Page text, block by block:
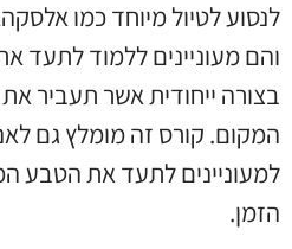
לנסוע לטיול מיוחד כמו
והם מעוניינים ללמוד לתעד
בצורה ייחודית אשר תעביר
המקום. קורס זה מומלץ גם
למעוניינים לתעד את הטבע
הזמן.